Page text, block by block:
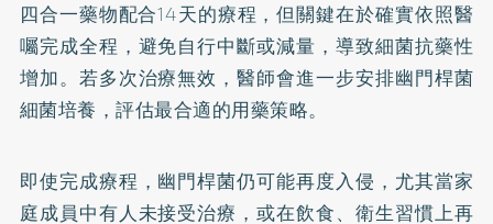
四合一藥物配合14天的療程，但關鍵在於確實依照醫
囑完成全程，避免自行中斷或減量，導致細菌抗藥性
增加。若多次治療無效，醫師會進一步安排幽門桿菌
細菌培養，評估最合適的用藥策略。
即使完成療程，幽門桿菌仍可能再度入侵，尤其當家
庭成員中有人未接受治療，或在飲食、衛生習慣上再